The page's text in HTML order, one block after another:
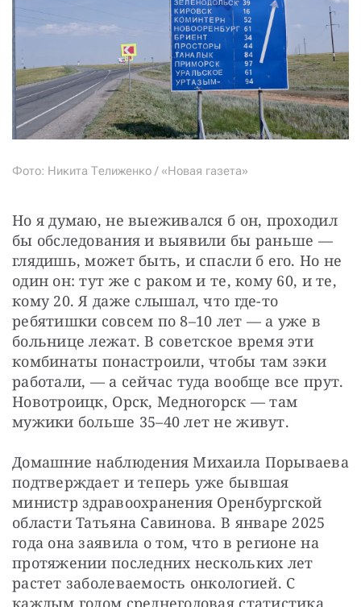
Фото: Никита Телиженко / «Новая газета»
Но я думаю, не выеживался б он, проходил
бы обследования и выявили бы раньше —
глядишь, может быть, и спасли б его. Но не
один он: тут же с раком и те, кому 60, и те,
кому 20. Я даже слышал, что где-то
ребятишки совсем по 8–10 лет — а уже в
больнице лежат. В советское время эти
комбинаты понастроили, чтобы там зэки
работали, — а сейчас туда вообще все прут.
Новотроицк, Орск, Медногорск — там
мужики больше 35–40 лет не живут.
Домашние наблюдения Михаила Порываева
подтверждает и теперь уже бывшая
министр здравоохранения Оренбургской
области Татьяна Савинова. В январе 2025
года она заявила о том, что в регионе на
протяжении последних нескольких лет
растет заболеваемость онкологией. С